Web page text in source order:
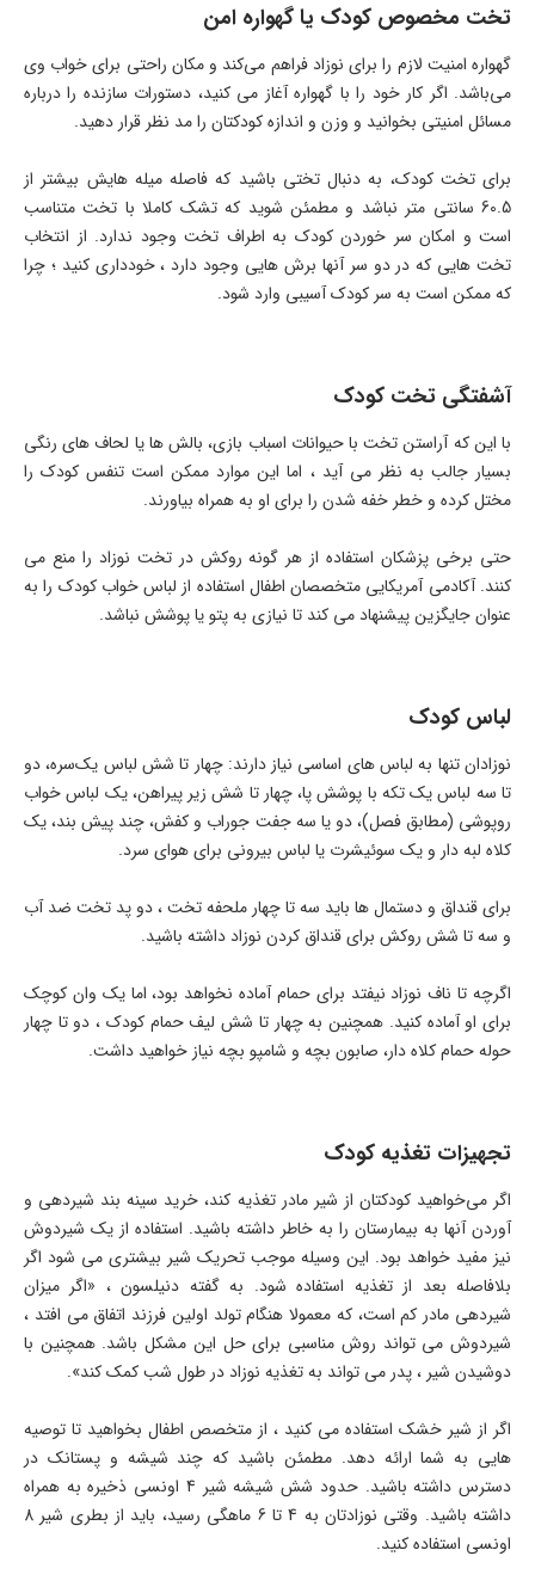
تخت مخصوص کودک یا گهواره امن
گهواره امنیت لازم را برای نوزاد فراهم می‌کند و مکان راحتی برای خواب وی
می‌باشد. اگر کار خود را با گهواره آغاز می کنید، دستورات سازنده را درباره
مسائل امنیتی بخوانید و وزن و اندازه کودکتان را مد نظر قرار دهید.
برای تخت کودک، به دنبال تختی باشید که فاصله میله هایش بیشتر از
60.5 سانتی‌ متر نباشد و مطمئن شوید که تشک کاملا با تخت متناسب
است و امکان سر خوردن کودک به اطراف تخت وجود ندارد. از انتخاب
تخت هایی که در دو سر آنها برش هایی وجود دارد ، خودداری کنید ؛ چرا
که ممکن است به سر کودک آسیبی وارد شود.
آشفتگی تخت کودک
با این که آراستن تخت با حیوانات اسباب بازی، بالش ها یا لحاف های رنگی
بسیار جالب به نظر می آید ، اما این موارد ممکن است تنفس کودک را
مختل کرده و خطر خفه شدن را برای او به همراه بیاورند.
حتی برخی پزشکان استفاده از هر گونه روکش در تخت نوزاد را منع می
کنند. آکادمی آمریکایی متخصصان اطفال استفاده از لباس خواب کودک را به
عنوان جایگزین پیشنهاد می کند تا نیازی به پتو یا پوشش نباشد.
لباس کودک
نوزادان تنها به لباس های اساسی نیاز دارند: چهار تا شش لباس یک‌سره، دو
تا سه لباس یک تکه با پوشش‌ پا، چهار تا شش زیر پیراهن، یک لباس خواب
روپوشی (مطابق فصل)، دو یا سه جفت جوراب و کفش، چند پیش بند، یک
کلاه لبه دار و یک سوئیشرت یا لباس بیرونی برای هوای سرد.
برای قنداق و دستمال ها باید سه تا چهار ملحفه تخت ، دو پد تخت ضد آب
و سه تا شش روکش برای قنداق کردن نوزاد داشته باشید.
اگرچه تا ناف نوزاد نیفتد برای حمام آماده نخواهد بود، اما یک وان کوچک
برای او آماده کنید. همچنین به چهار تا شش لیف حمام کودک ، دو تا چهار
حوله حمام کلاه دار، صابون بچه و شامپو بچه نیاز خواهید داشت.
تجهیزات تغذیه کودک
اگر می‌خواهید کودکتان از شیر مادر تغذیه کند، خرید سینه‌ بند شیردهی و
آوردن آنها به بیمارستان را به خاطر داشته باشید. استفاده از یک شیردوش
نیز مفید خواهد بود. این وسیله موجب تحریک شیر بیشتری می شود اگر
بلافاصله بعد از تغذیه استفاده شود. به گفته دنیلسون ، «اگر میزان
شیردهی مادر کم است، که معمولا هنگام تولد اولین فرزند اتفاق می افتد ،
شیردوش می تواند روش مناسبی برای حل این مشکل باشد. همچنین با
دوشیدن شیر ، پدر می تواند به تغذیه نوزاد در طول شب کمک کند».
اگر از شیر خشک استفاده می کنید ، از متخصص اطفال بخواهید تا توصیه
هایی به شما ارائه دهد. مطمئن باشید که چند شیشه و پستانک در
دسترس داشته باشید. حدود شش شیشه شیر 4 اونسی ذخیره به همراه
داشته باشید. وقتی نوزادتان به 4 تا 6 ماهگی رسید، باید از بطری شیر 8
اونسی استفاده کنید.